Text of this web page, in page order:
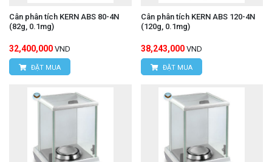
Cân phân tích KERN ABS 80-4N
(82g, 0.1mg)
32,400,000 VND
ĐẶT MUA
Cân phân tích KERN ABS 120-4N
(120g, 0.1mg)
38,243,000 VND
ĐẶT MUA